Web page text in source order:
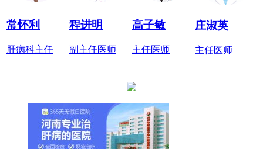
常怀利
肝病科主任
程进明
副主任医师
高子敏
主任医师
庄淑英
主任医师